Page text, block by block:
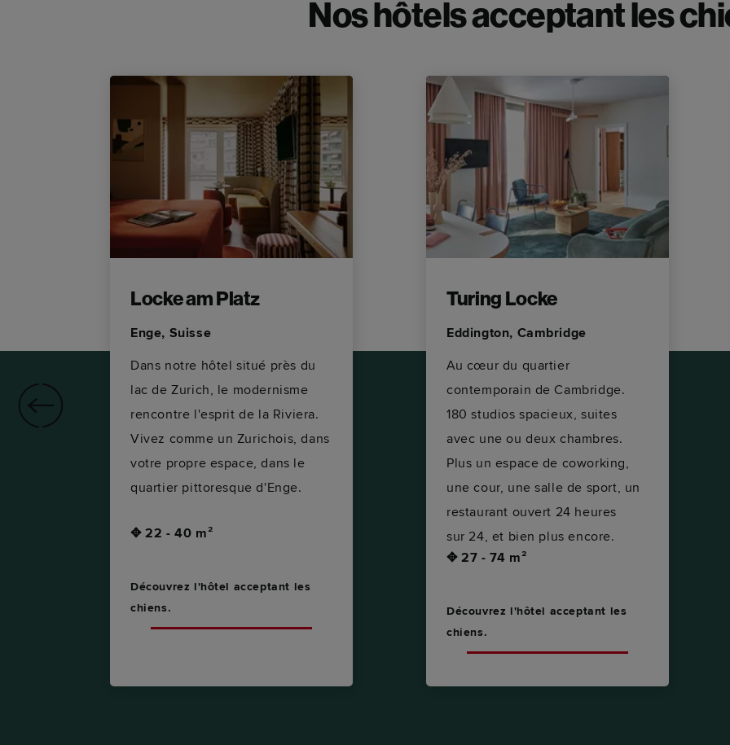
Nos hôtels acceptant les
Locke am Platz
Enge, Suisse
Dans notre hôtel situé près du
lac de Zurich, le modernisme
rencontre l'esprit de la Riviera.
Vivez comme un Zurichois, dans
votre propre espace, dans le
quartier pittoresque d'Enge.
✥ 22 - 40 m²
Découvrez l'hôtel acceptant les
chiens.
Turing Locke
Eddington, Cambridge
Au cœur du quartier
contemporain de Cambridge.
180 studios spacieux, suites
avec une ou deux chambres.
Plus un espace de coworking,
une cour, une salle de sport, un
restaurant ouvert 24 heures
sur 24, et bien plus encore.
✥ 27 - 74 m²
Découvrez l'hôtel acceptant les
chiens.